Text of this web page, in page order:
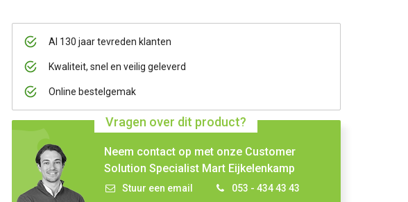
Al 130 jaar tevreden klanten
Kwaliteit, snel en veilig geleverd
Online bestelgemak
Vragen over dit product?
Neem contact op met onze Customer
Solution Specialist Mart Eijkelenkamp
Stuur een email 053 - 434 43 43